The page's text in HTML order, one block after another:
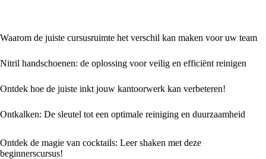
Waarom de juiste cursusruimte het verschil kan maken voor uw team
Nitril handschoenen: de oplossing voor veilig en efficiënt reinigen
Ontdek hoe de juiste inkt jouw kantoorwerk kan verbeteren!
Ontkalken: De sleutel tot een optimale reiniging en duurzaamheid
Ontdek de magie van cocktails: Leer shaken met deze
beginnerscursus!